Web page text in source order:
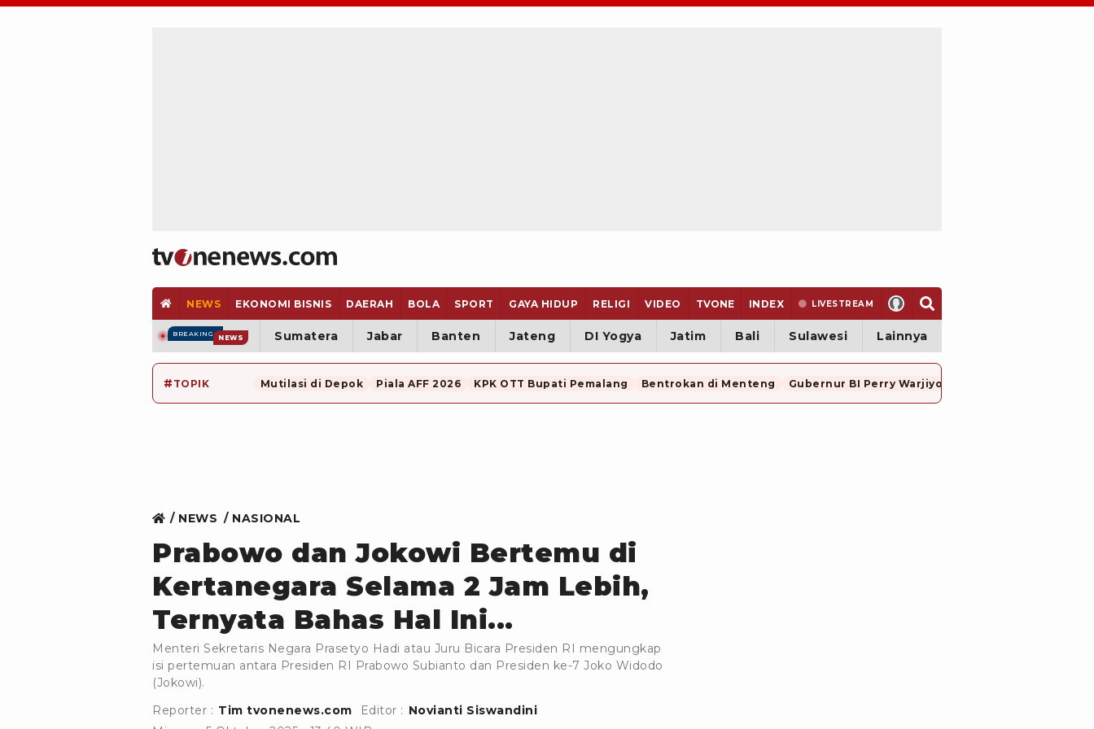
NEWS EKONOMI BISNIS DAERAH BOLA SPORT GAYA HIDUP RELIGI VIDEO TVONE INDEX LIVESTREAM
BREAKING NEWS Sumatera Jabar Banten Jateng DI Yogya Jatim Bali Sulawesi Lainnya
# TOPIK Mutilasi di Depok Piala AFF 2026 KPK OTT Bupati Pemalang Bentrokan di Menteng Gubernur BI Perry Warjiyo Mundur
NEWS NASIONAL
Prabowo dan Jokowi Bertemu di
Kertanegara Selama 2 Jam Lebih,
Ternyata Bahas Hal Ini...
Menteri Sekretaris Negara Prasetyo Hadi atau Juru Bicara Presiden RI mengungkap
isi pertemuan antara Presiden RI Prabowo Subianto dan Presiden ke-7 Joko Widodo
(Jokowi).
Reporter : Tim tvonenews.com Editor : Novianti Siswandini